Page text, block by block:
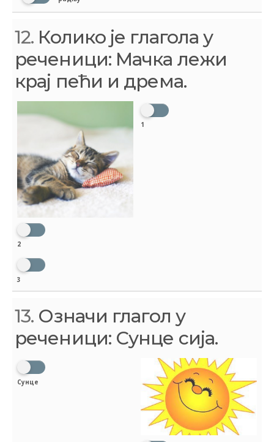
12. Колико је глагола у
реченици: Мачка лежи
крај пећи и дрема.
2
1
3
13. Означи глагол у
реченици: Сунце сија.
Сунце